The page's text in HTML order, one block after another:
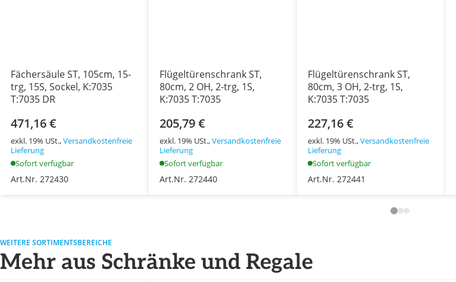
Fächersäule ST, 105cm, 15-
trg, 15S, Sockel, K:7035
T:7035 DR
471,16 €
exkl. 19% USt.,Versandkostenfreie
Lieferung
Sofort verfügbar
Art.Nr. 272430
Flügeltürenschrank ST,
80cm, 2 OH, 2-trg, 1S,
K:7035 T:7035
205,79 €
exkl. 19% USt.,Versandkostenfreie
Lieferung
Sofort verfügbar
Art.Nr. 272440
Flügeltürenschrank ST,
80cm, 3 OH, 2-trg, 1S,
K:7035 T:7035
227,16 €
exkl. 19% USt.,Versandkostenfreie
Lieferung
Sofort verfügbar
Art.Nr. 272441
WEITERE SORTIMENTSBEREICHE
Mehr aus Schränke und Regale